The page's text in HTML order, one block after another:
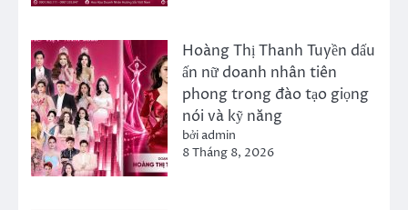
Hoàng Thị Thanh Tuyền dấu
ấn nữ doanh nhân tiên
phong trong đào tạo giọng
nói và kỹ năng
bởi admin
8 Tháng 8, 2026